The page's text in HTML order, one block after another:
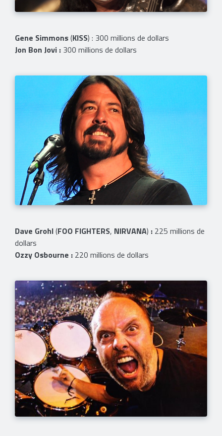
Gene Simmons(KISS) : 300 millions de dollars
Jon Bon Jovi : 300 millions de dollars
Dave Grohl(FOO FIGHTERS, NIRVANA) : 225 millions de
dollars
Ozzy Osbourne : 220 millions de dollars